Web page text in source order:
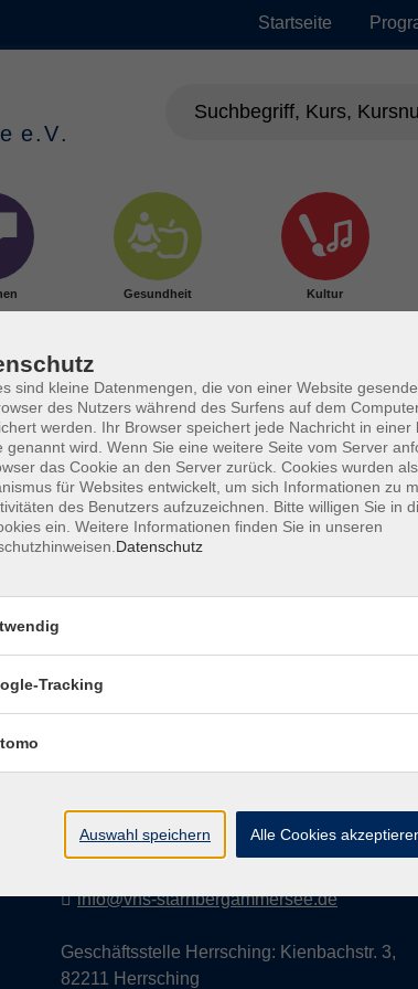
Startseite
Gesundheit Kultur
Kontakt
Geschäftsstelle Starnberg: Bahnhofplatz 14,
info@vhs-starnbergammersee.de
Geschäftsstelle Herrsching: Kienbachstr. 3,
82211 Herrsching
sind kleine Datenmengen, die von einer Website
des Nutzers während des Surfens auf dem
werden. Ihr Browser speichert jede Nachricht in einer
genannt wird. Wenn Sie eine weitere Seite vom Server
das Cookie an den Server zurück. Cookies wurden
für Websites entwickelt, um sich Informationen zu
des Benutzers aufzuzeichnen. Bitte willigen Sie in
ein. Weitere Informationen finden Sie in unseren
Datenschutz
Tracking
Auswahl speichern Alle Cookies